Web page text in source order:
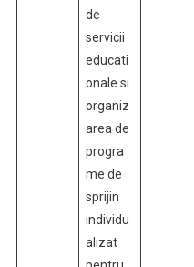
de
servicii
educati
onale si
organiz
area de
progra
me de
sprijin
individu
alizat